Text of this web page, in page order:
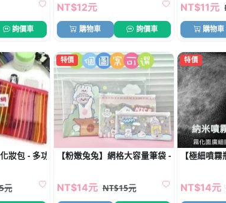
詢價車
NT$12元
購物車 詢價車
NT$11元
購物車
化妝包 - 多功能收納袋零錢筆袋
元
特價
【粉嫩兔兔】網格大容量筆袋 - 多功能文具
NT$14元 NT$15元
特價
【極細噴
NT$14元